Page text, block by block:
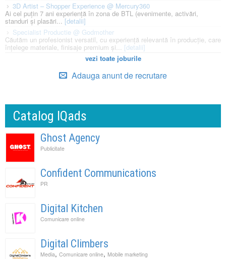
3D Artist – Shopper Experience @ Mercury360
Ai cel puțin 7 ani experiență în zona de BTL (evenimente, activări,
standuri și plasări...[detalii]
Specialist Productie @ Godmother
Căutăm un profesionist versatil, cu experiență relevantă în producție, care
înțelege materiale, finisaje premium și... [detalii]
vezi toate joburile
Adauga anunt de recrutare
Catalog IQads
Ghost Agency
Publicitate
Confident Communications
PR
Digital Kitchen
Comunicare online
Digital Climbers
Media, Comunicare online, Mobile marketing